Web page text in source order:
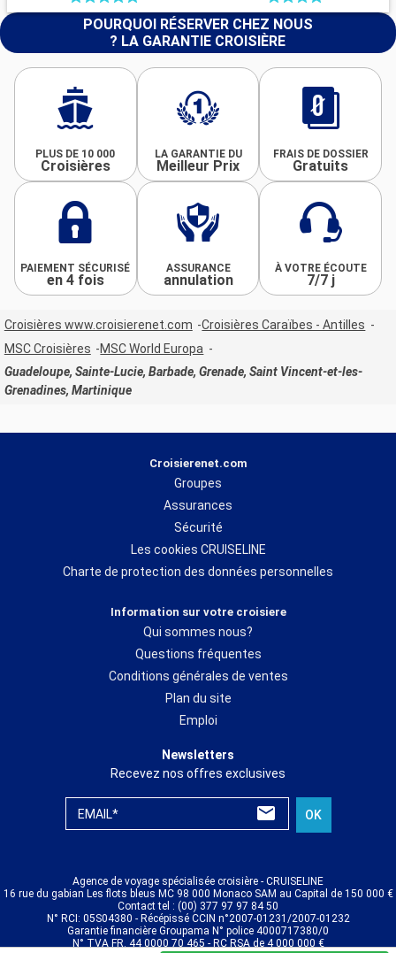
POURQUOI RÉSERVER CHEZ NOUS
? LA GARANTIE CROISIÈRE
PLUS DE 10 000
Croisières
LA GARANTIE DU
Meilleur Prix
FRAIS DE DOSSIER
Gratuits
PAIEMENT SÉCURISÉ
en 4 fois
ASSURANCE
annulation
À VOTRE ÉCOUTE
7/7 j
Croisières www.croisierenet.com
Croisières Caraïbes - Antilles
MSC Croisières
MSC World Europa
Guadeloupe, Sainte-Lucie, Barbade, Grenade, Saint Vincent-et-les-
Grenadines, Martinique
Croisierenet.com
Groupes
Assurances
Sécurité
Les cookies CRUISELINE
Charte de protection des données personnelles
Information sur votre croisiere
Qui sommes nous?
Questions fréquentes
Conditions générales de ventes
Plan du site
Emploi
Newsletters
Recevez nos offres exclusives
EMAIL* OK
Agence de voyage spécialisée croisière - CRUISELINE
16 rue du gabian Les flots bleus MC 98 000 Monaco SAM au Capital de 150 000 €
Contact tel : (00) 377 97 97 84 50
N° RCI: 05S04380 - Récépissé CCIN n°2007-01231/2007-01232
Garantie financière Groupama N° police 4000717380/0
N° TVA FR. 44 0000 70 465 - RC RSA de 4 000 000 €